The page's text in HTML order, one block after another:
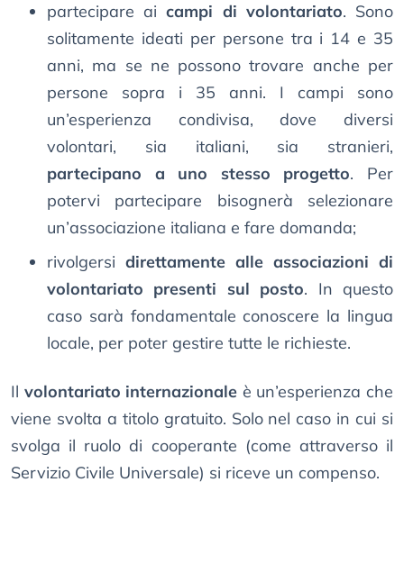
partecipare aicampi di volontariato. Sono
solitamente ideati per persone tra i 14 e 35
anni, ma se ne possono trovare anche per
persone sopra i 35 anni. I campi sono
un’esperienza condivisa, dove diversi
volontari, sia italiani, sia stranieri,
partecipano a uno stesso progetto. Per
potervi partecipare bisognerà selezionare
un’associazione italiana e fare domanda;
rivolgersi direttamente alle associazioni di
volontariato presenti sul posto. In questo
caso sarà fondamentale conoscere la lingua
locale, per poter gestire tutte le richieste.
Il volontariato internazionale è un’esperienza che
viene svolta a titolo gratuito. Solo nel caso in cui si
svolga il ruolo di cooperante (come attraverso il
Servizio Civile Universale) si riceve un compenso.